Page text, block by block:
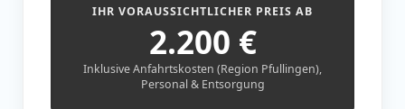
IHR VORAUSSICHTLICHER PREIS AB
2.200 €
Inklusive Anfahrtskosten (Region Pfullingen),
Personal & Entsorgung